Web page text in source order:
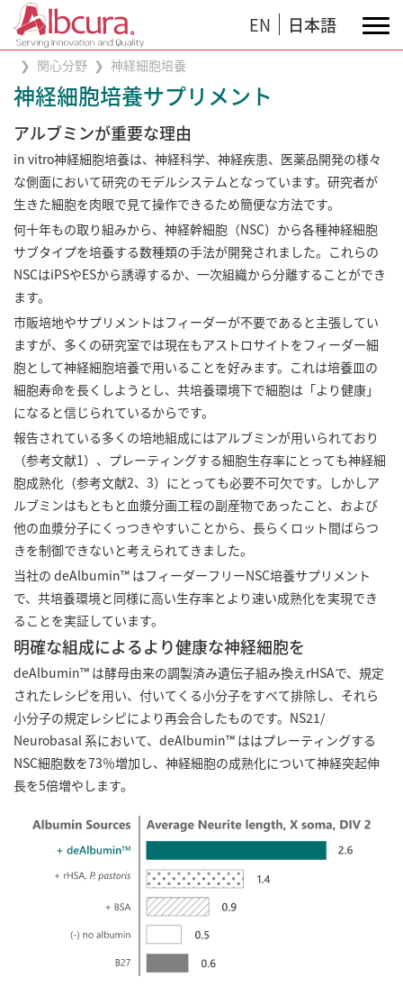
EN 日本語
関心分野 神経細胞培養
神経細胞培養サプリメント
アルブミンが重要な理由
in vitro神経細胞培養は、神経科学、神経疾患、医薬品開発の様々
な側面において研究のモデルシステムとなっています。研究者が
生きた細胞を肉眼で見て操作できるため簡便な方法です。
何十年もの取り組みから、神経幹細胞（NSC）から各種神経細胞
サブタイプを培養する数種類の手法が開発されました。これらの
NSCはiPSやESから誘導するか、一次組織から分離することができ
ます。
市販培地やサプリメントはフィーダーが不要であると主張してい
ますが、多くの研究室では現在もアストロサイトをフィーダー細
胞として神経細胞培養で用いることを好みます。これは培養皿の
細胞寿命を長くしようとし、共培養環境下で細胞は「より健康」
になると信じられているからです。
報告されている多くの培地組成にはアルブミンが用いられており
（参考文献1）、プレーティングする細胞生存率にとっても神経細
胞成熟化（参考文献2、3）にとっても必要不可欠です。しかしア
ルブミンはもともと血漿分画工程の副産物であったこと、および
他の血漿分子にくっつきやすいことから、長らくロット間ばらつ
きを制御できないと考えられてきました。
当社の deAlbumin™ はフィーダーフリーNSC培養サプリメント
で、共培養環境と同様に高い生存率とより速い成熟化を実現でき
ることを実証しています。
明確な組成によるより健康な神経細胞を
deAlbumin™ は酵母由来の調製済み遺伝子組み換えrHSAで、規定
されたレシピを用い、付いてくる小分子をすべて排除し、それら
小分子の規定レシピにより再会合したものです。NS21/
Neurobasal 系において、deAlbumin™ ははプレーティングする
NSC細胞数を73％増加し、神経細胞の成熟化について神経突起伸
長を5倍増やします。